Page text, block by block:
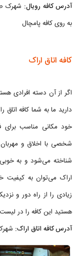
آدرس کافه رویال:
به روی کافه پامچال
کافه اتاق اراک
اگر از آن دسته افرادی
دارید ما به شما کافه اتاق
خود مکانی مناسب برای
شخصی با اخلاق و
شناخته می‌شود و به خوبی
اراک می‌توان به کیفیت
زیادی را از راه دور و
هستید این کافه را در
آدرس کافه اتاق اراک: